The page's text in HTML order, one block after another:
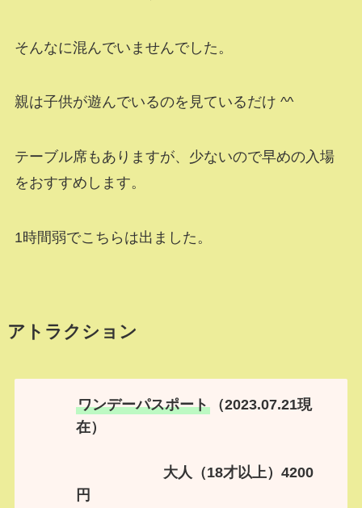
そんなに混んでいませんでした。
親は子供が遊んでいるのを見ているだけ ^^
テーブル席もありますが、少ないので早めの入場
をおすすめします。
1時間弱でこちらは出ました。
アトラクション
ワンデーパスポート （2023.07.21現
在）
大人（18才以上）4200
円